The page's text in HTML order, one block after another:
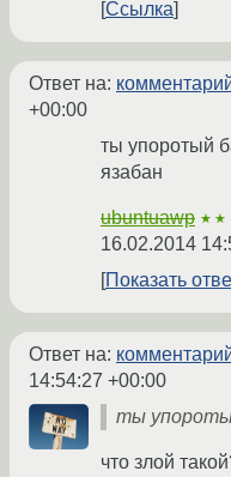
Ссылка
Ответ на:
+00:00
ты упоротый
язабан
ubuntuawp ★★
16.02.2014
Показать
Ответ на:
14:54:27 +00:00
ты
что злой